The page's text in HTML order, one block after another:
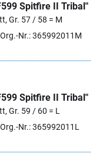
Spitfire II Tribal"
Gr. 57 / 58 = M
Org.-Nr.: 365992011M
Spitfire II Tribal"
Gr. 59 / 60 = L
Org.-Nr.: 365992011L